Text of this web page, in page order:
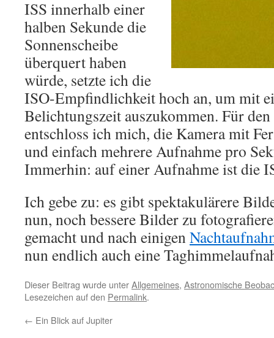
ISS innerhalb einer
halben Sekunde die
Sonnenscheibe
überquert haben
würde, setzte ich die
ISO-Empfindlichkeit hoch an, um mit
Belichtungszeit auszukommen. Für
entschloss ich mich, die Kamera mit
und einfach mehrere Aufnahme pro
Immerhin: auf einer Aufnahme ist die
Ich gebe zu: es gibt spektakulärere
nun, noch bessere Bilder zu
gemacht und nach einigen
nun endlich auch eine
Dieser Beitrag wurde unterAllgemeines, Astronomische
Lesezeichen auf den Permalink.
← Ein Blick auf Jupiter